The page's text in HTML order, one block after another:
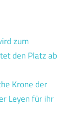
zum
den Platz ab
Krone der
Leyen für ihr